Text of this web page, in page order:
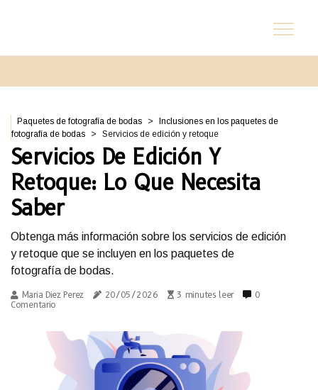
Paquetes de fotografía de bodas
Inclusiones en los paquetes de
fotografía de bodas
Servicios de edición y retoque
Servicios De Edición Y
Retoque: Lo Que Necesita
Saber
Obtenga más información sobre los servicios de edición
y retoque que se incluyen en los paquetes de
fotografía de bodas.
Maria Diez Perez 20/05/2026 3 minutes leer
0
Comentario